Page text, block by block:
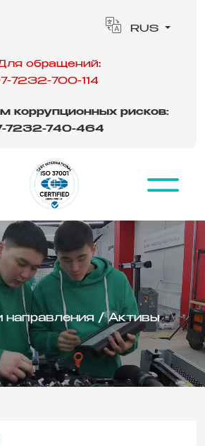
RUS
обращений:
7232-700-114
коррупционных рисков:
7232-740-464
направления /Активы